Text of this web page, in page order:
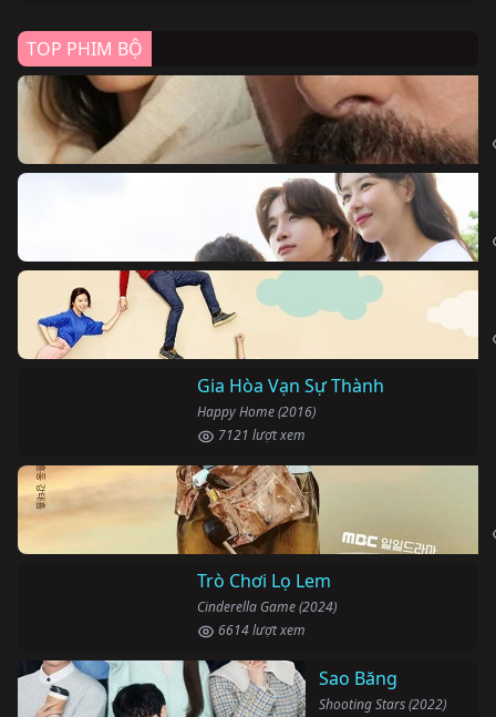
TOP PHIM BỘ
Gia Hòa Vạn Sự Thành
Happy Home (2016)
7121 lượt xem
Trò Chơi Lọ Lem
Cinderella Game (2024)
6614 lượt xem
Sao Băng
Shooting Stars (2022)